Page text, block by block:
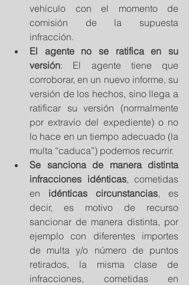
vehículo con el momento de
comisión de la supuesta
infracción.
El agente no se ratifica en su
versión: El agente tiene que
corroborar, en un nuevo informe, su
versión de los hechos, sino llega a
ratificar su versión (normalmente
por extravío del expediente) o no
lo hace en un tiempo adecuado (la
multa “caduca”) podemos recurrir.
Se sanciona de manera distinta
infracciones idénticas, cometidas
en idénticas circunstancias, es
decir, es motivo de recurso
sancionar de manera distinta, por
ejemplo con diferentes importes
de multa y/o número de puntos
retirados, la misma clase de
infracciones, cometidas en